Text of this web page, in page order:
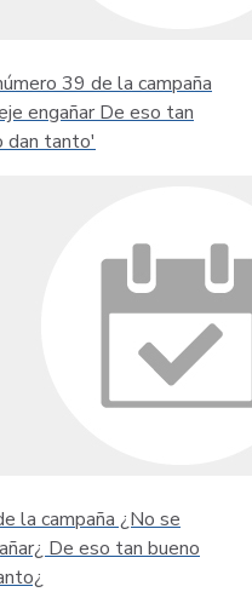
39 de la campaña
engañar De eso tan
dan tanto'
la campaña ¿No se
De eso tan bueno